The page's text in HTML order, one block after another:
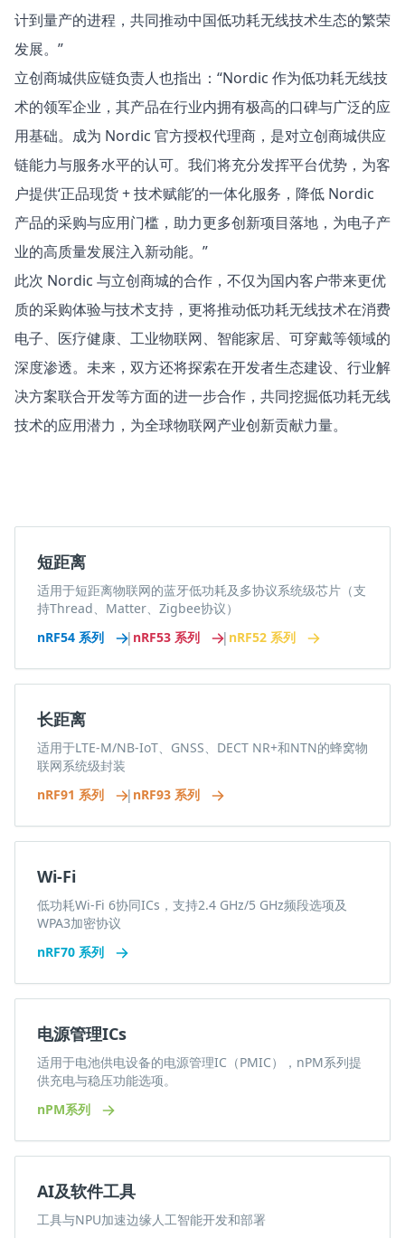
计到量产的进程，共同推动中国低功耗无线技术生态的繁荣
发展。”
立创商城供应链负责人也指出：“Nordic 作为低功耗无线技
术的领军企业，其产品在行业内拥有极高的口碑与广泛的应
用基础。成为 Nordic 官方授权代理商，是对立创商城供应
链能力与服务水平的认可。我们将充分发挥平台优势，为客
户提供‘正品现货 + 技术赋能’的一体化服务，降低 Nordic
产品的采购与应用门槛，助力更多创新项目落地，为电子产
业的高质量发展注入新动能。”
此次 Nordic 与立创商城的合作，不仅为国内客户带来更优
质的采购体验与技术支持，更将推动低功耗无线技术在消费
电子、医疗健康、工业物联网、智能家居、可穿戴等领域的
深度渗透。未来，双方还将探索在开发者生态建设、行业解
决方案联合开发等方面的进一步合作，共同挖掘低功耗无线
技术的应用潜力，为全球物联网产业创新贡献力量。
短距离
适用于短距离物联网的蓝牙低功耗及多协议系统级芯片（支
持Thread、Matter、Zigbee协议）
nRF54 系列
| nRF53 系列 | nRF52 系列
长距离
适用于LTE-M/NB-IoT、GNSS、DECT NR+和NTN的蜂窝物
联网系统级封装
nRF91 系列
| nRF93 系列
Wi-Fi
低功耗Wi-Fi 6协同ICs，支持2.4 GHz/5 GHz频段选项及
WPA3加密协议
nRF70 系列
电源管理ICs
适用于电池供电设备的电源管理IC（PMIC），nPM系列提
供充电与稳压功能选项。
nPM系列
AI及软件工具
工具与NPU加速边缘人工智能开发和部署